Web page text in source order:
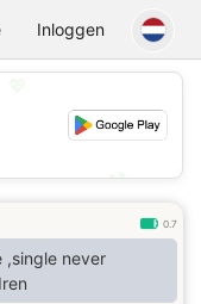
Inloggen
💕
0.7
,single never